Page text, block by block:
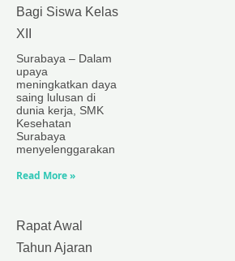
Bagi Siswa Kelas
XII
Surabaya – Dalam
upaya
meningkatkan daya
saing lulusan di
dunia kerja, SMK
Kesehatan
Surabaya
menyelenggarakan
Read More »
Rapat Awal
Tahun Ajaran